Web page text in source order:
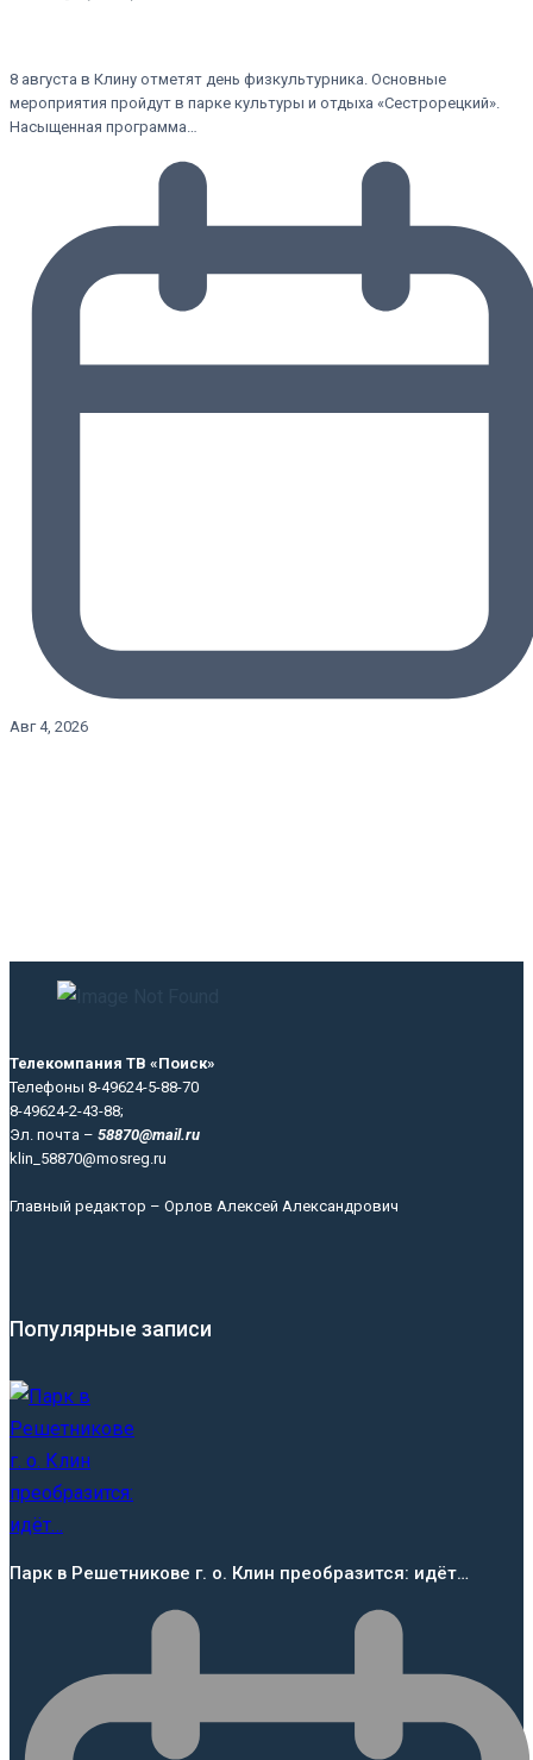
8 августа в Клину отметят день физкультурника. Основные
мероприятия пройдут в парке культуры и отдыха «Сестрорецкий».
Насыщенная программа…
Авг 4, 2026
Телекомпания ТВ «Поиск»
Телефоны 8-49624-5-88-70
8-49624-2-43-88;
Эл. почта – 58870@mail.ru
klin_58870@mosreg.ru
Главный редактор – Орлов Алексей Александрович
Популярные записи
Парк в Решетникове г. о. Клин преобразится: идёт…